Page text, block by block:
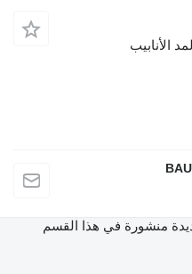
الأنابيب
منشورة في هذا القسم